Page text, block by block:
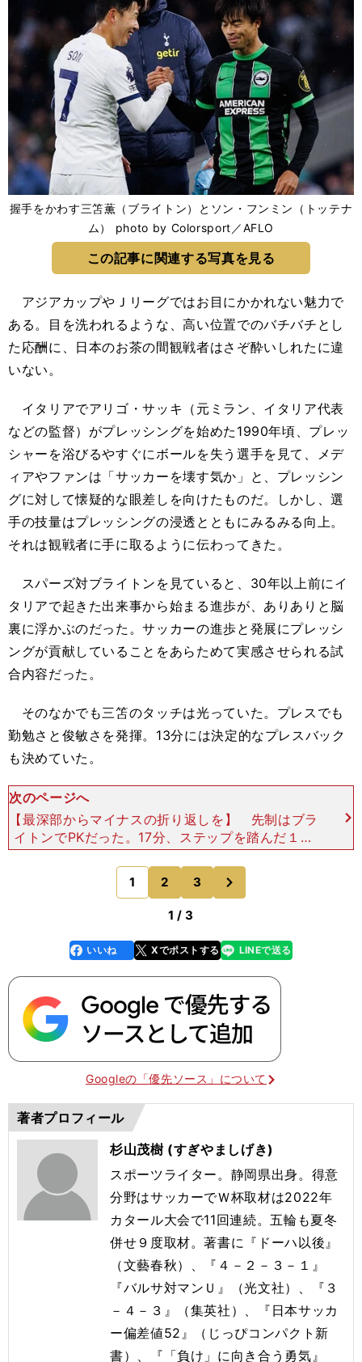
握手をかわす三笘薫（ブライトン）とソン・フンミン（トッテナ
ム） photo by Colorsport／AFLO
この記事に関連する写真を見る
アジアカップやＪリーグではお目にかかれない魅力で
ある。目を洗われるような、高い位置でのバチバチとし
た応酬に、日本のお茶の間観戦者はさぞ酔いしれたに違
いない。
イタリアでアリゴ・サッキ（元ミラン、イタリア代表
などの監督）がプレッシングを始めた1990年頃、プレッ
シャーを浴びるやすぐにボールを失う選手を見て、メデ
ィアやファンは「サッカーを壊す気か」と、プレッシン
グに対して懐疑的な眼差しを向けたものだ。しかし、選
手の技量はプレッシングの浸透とともにみるみる向上。
それは観戦者に手に取るように伝わってきた。
スパーズ対ブライトンを見ていると、30年以上前にイ
タリアで起きた出来事から始まる進歩が、ありありと脳
裏に浮かぶのだった。サッカーの進歩と発展にプレッシ
ングが貢献していることをあらためて実感させられる試
合内容だった。
そのなかでも三笘のタッチは光っていた。プレスでも
勤勉さと俊敏さを発揮。13分には決定的なプレスバック
も決めていた。
次のページへ
【最深部からマイナスの折り返しを】 先制はブラ
イトンでPKだった。17分、ステップを踏んだ１ト
ップ、ダニー・ウェルベック（元イングランド代
表）の足をスパーズのCB、ミッキー・ファン・
デ・フェン（オラ
1 2 3
1 / 3
faceboo
k
いいね Xでポストする
line LINEで送る
Googleの「優先ソース」について
著者プロフィール
杉山茂樹 (すぎやましげき)
スポーツライター。静岡県出身。得意
分野はサッカーでＷ杯取材は2022年
カタール大会で11回連続。五輪も夏冬
併せ９度取材。著書に『ドーハ以後』
（文藝春秋）、『４－２－３－１』
『バルサ対マンＵ』（光文社）、『３
－４－３』（集英社）、『日本サッカ
ー偏差値52』（じっぴコンパクト新
書）、『「負け」に向き合う勇気』